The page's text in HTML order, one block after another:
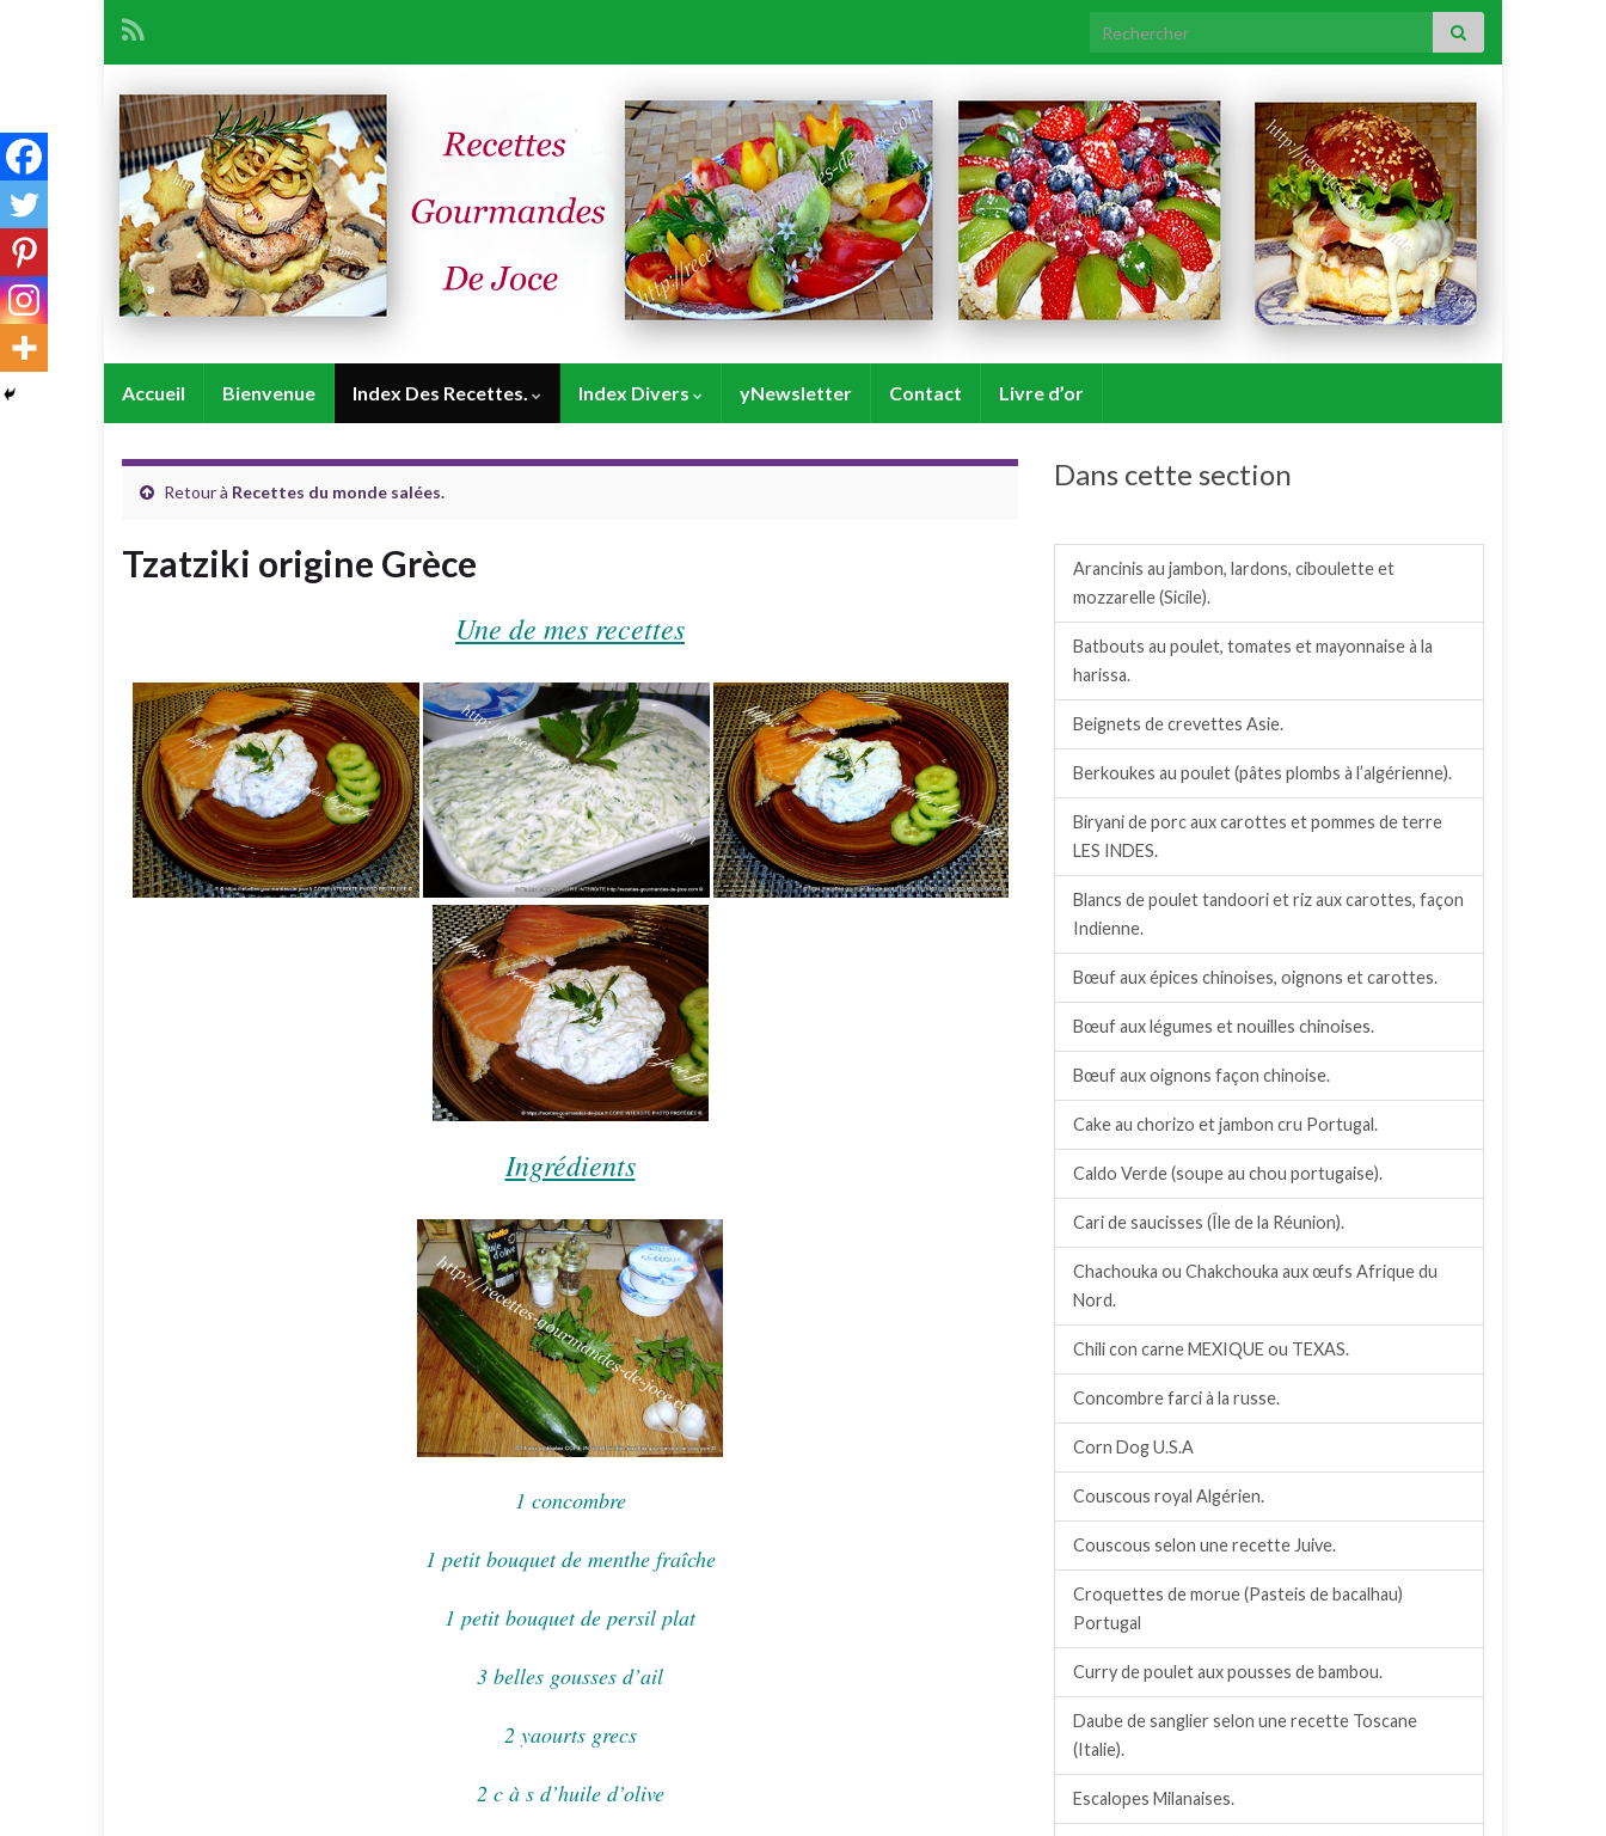
Search for:
Accueil Bienvenue Index Des Recettes. Index Divers yNewsletter Contact Livre d’or
Retour à Recettes du monde salées.
Tzatziki origine Grèce
Une de mes recettes
Ingrédients
1 concombre
1 petit bouquet de menthe fraîche
1 petit bouquet de persil plat
3 belles gousses d’ail
2 yaourts grecs
2 c à s d’huile d’olive
Dans cette section
Arancinis au jambon, lardons, ciboulette et
mozzarelle (Sicile).
Batbouts au poulet, tomates et mayonnaise à la
harissa.
Beignets de crevettes Asie.
Berkoukes au poulet (pâtes plombs à l’algérienne).
Biryani de porc aux carottes et pommes de terre
LES INDES.
Blancs de poulet tandoori et riz aux carottes, façon
Indienne.
Bœuf aux épices chinoises, oignons et carottes.
Bœuf aux légumes et nouilles chinoises.
Bœuf aux oignons façon chinoise.
Cake au chorizo et jambon cru Portugal.
Caldo Verde (soupe au chou portugaise).
Cari de saucisses (Île de la Réunion).
Chachouka ou Chakchouka aux œufs Afrique du
Nord.
Chili con carne MEXIQUE ou TEXAS.
Concombre farci à la russe.
Corn Dog U.S.A
Couscous royal Algérien.
Couscous selon une recette Juive.
Croquettes de morue (Pasteis de bacalhau)
Portugal
Curry de poulet aux pousses de bambou.
Daube de sanglier selon une recette Toscane
(Italie).
Escalopes Milanaises.